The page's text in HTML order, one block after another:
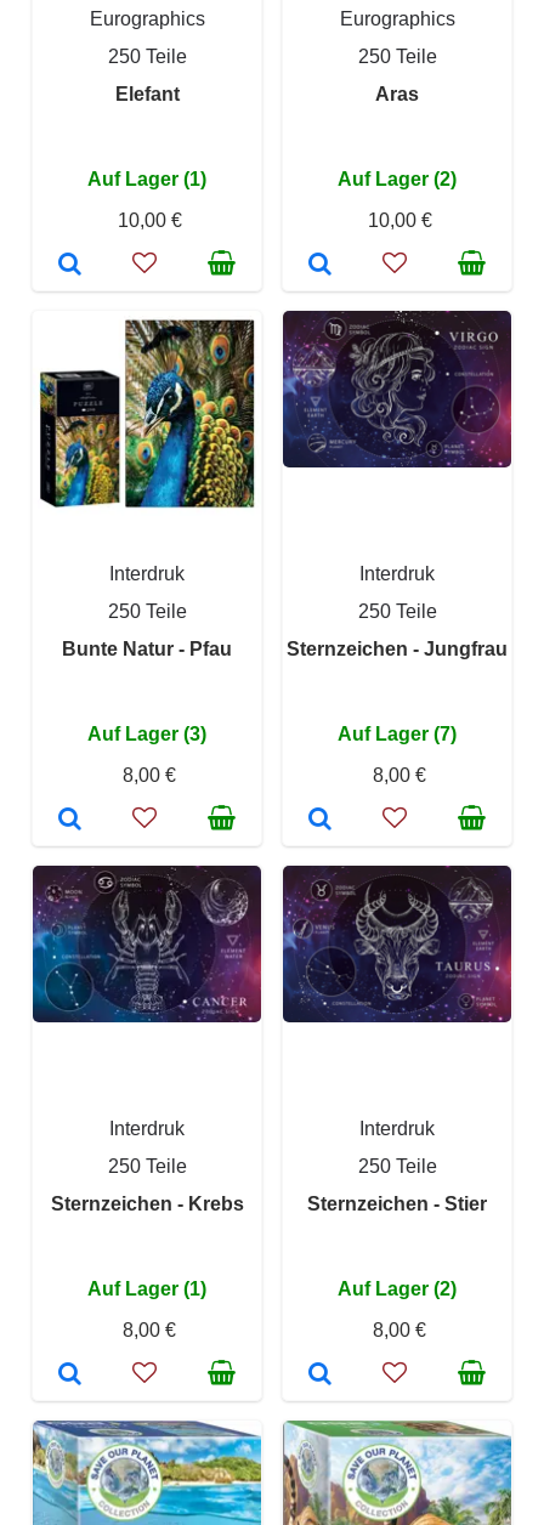
Eurographics
250 Teile
Elefant
Auf Lager (1)
10,00 €
Eurographics
250 Teile
Aras
Auf Lager (2)
10,00 €
Interdruk
250 Teile
Bunte Natur - Pfau
Auf Lager (3)
8,00 €
Interdruk
250 Teile
Sternzeichen - Jungfrau
Auf Lager (7)
8,00 €
Interdruk
250 Teile
Sternzeichen - Krebs
Auf Lager (1)
8,00 €
Interdruk
250 Teile
Sternzeichen - Stier
Auf Lager (2)
8,00 €